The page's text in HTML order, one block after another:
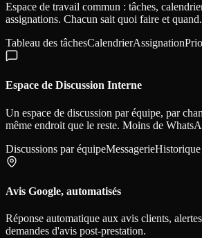
Espace de travail commun : tâches,
assignations. Chacun sait quoi faire et quand.
Tableau des tâchesCalendrierAssignation
Espace de Discussion Interne
Un espace de discussion par équipe, par
même endroit que le reste. Moins de
Discussions par équipeMessagerie
Avis Google, automatisés
Réponse automatique aux avis clients,
demandes d'avis post-prestation.